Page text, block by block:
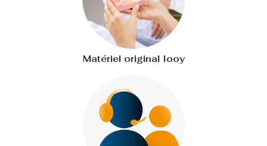
Matériel original Iooy